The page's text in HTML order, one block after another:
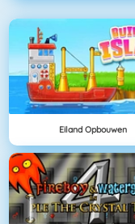
Eiland Opbouwen